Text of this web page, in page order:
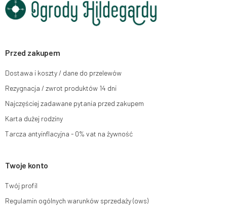
chwili rezygnacji z subskrypcji.
Przysługuje Ci prawo do żądania dostępu do swoich danych osobowych,
ich sprostowania, usunięcia, ograniczenia przetwarzania, wniesienia
momencie bez wpływu na zgodność z prawem przetwarzania, którego
dokonano na podstawie zgody przed jej cofnięciem. W tym celu możesz
e-mail lub pisemnie na adres siedziby.
Więcej informacji:www.mouton.pl/ODO
Przed zakupem
Dostawa i koszty / dane do przelewów
Rezygnacja / zwrot produktów 14 dni
Najczęściej zadawane pytania przed zakupem
Karta dużej rodziny
Tarcza antyinflacyjna - 0% vat na żywność
Twoje konto
Twój profil
Regulamin ogólnych warunków sprzedaży (ows)